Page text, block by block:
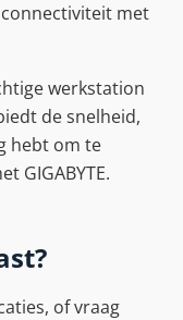
met
werkstation
de snelheid,
hebt om te
GIGABYTE.
of vraag